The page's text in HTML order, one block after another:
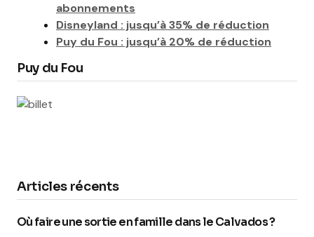
abonnements
Disneyland : jusqu’à 35% de réduction
Puy du Fou : jusqu’à 20% de réduction
Puy du Fou
Articles récents
Où faire une sortie en famille dans le Calvados ?